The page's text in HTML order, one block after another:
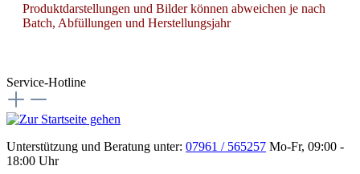
Produktdarstellungen und Bilder können abweichen je nach
Batch, Abfüllungen und Herstellungsjahr
Service-Hotline
Unterstützung und Beratung unter: 07961 / 565257 Mo-Fr, 09:00 -
18:00 Uhr